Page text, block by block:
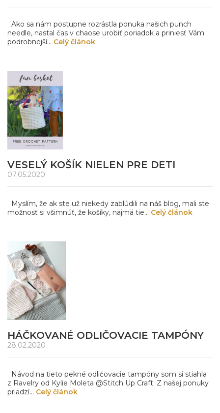
Ako sa nám postupne rozrástla ponuka našich punch
needle, nastal čas v chaose urobiť poriadok a priniesť Vám
podrobnejší... Celý článok
VESELÝ KOŠÍK NIELEN PRE DETI
07.05.2020
Myslím, že ak ste už niekedy zablúdili na náš blog, mali ste
možnosť si všimnúť, že košíky, najmä tie... Celý článok
HÁČKOVANÉ ODLIČOVACIE TAMPÓNY
28.02.2020
Návod na tieto pekné odličovacie tampóny som si stiahla
z Ravelry od Kylie Moleta @Stitch Up Craft. Z našej ponuky
priadzí... Celý článok